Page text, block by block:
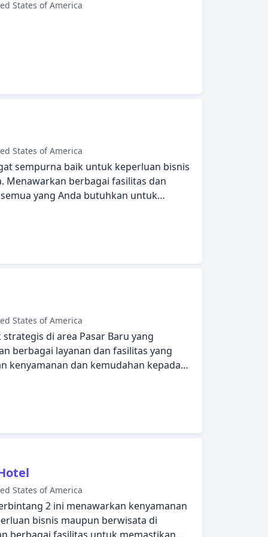
States of America
States of America
sempurna baik untuk keperluan bisnis
Menawarkan berbagai fasilitas dan
yang Anda butuhkan untuk
yang siap melayani akan menyambut
Hotel. Dirancang untuk memberikan
memiliki televisi layar datar, kamar
bangun pagi, meja tulis untuk
malam Anda. Beristirahatlah
nikmati pijat, taman. Kemudahan
Hotel pilihan yang sempurna
di Jakarta.
States of America
di area Pasar Baru yang
berbagai layanan dan fasilitas yang
kenyamanan dan kemudahan kepada
di semua kamar, resepsionis 24
valet, tempat parkir mobil yang
didesain dengan elegan dan dilengkapi
Hotel ini menawarkan berbagai pilihan
yang istimewa dan dekat dengan
merupakan tiga alasan utama Anda
Juanda.
States of America
2 ini menawarkan kenyamanan
bisnis maupun berwisata di